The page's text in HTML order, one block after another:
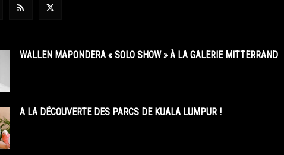
WALLEN MAPONDERA « SOLO SHOW » À LA GALERIE MITTERRAND
A LA DÉCOUVERTE DES PARCS DE KUALA LUMPUR !